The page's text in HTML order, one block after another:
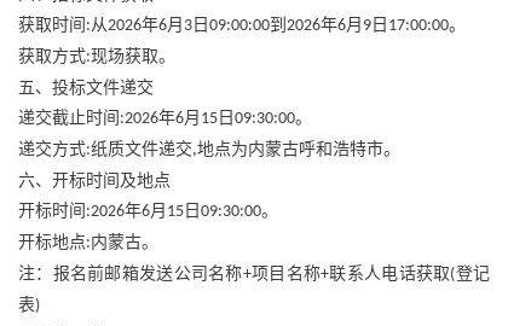
获取时间 :从2026年6月 3 日 09:00:00到 2026年6月 9 日 17:00:00。
获取方式:现场获取。
五、投标文件递交
递交截止时间 :2026年6月 15 日 09:30:00。
递交方式:纸质文件递交,地点为内蒙古呼和浩特市。
六、开标时间及地点
开标时间 :2026年6月 15 日 09:30:00。
开标地点:内蒙古。
注：报名前邮箱发送公司名称+项目名称+联系人电话获取(登记
表)